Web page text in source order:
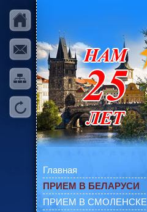
Главная
ПРИЕМ В БЕЛАРУСИ
ПРИЕМ В СМОЛЕНСКЕ